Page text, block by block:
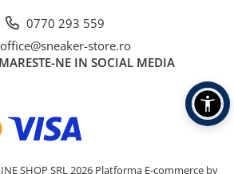
0770 293 559
office@sneaker-store.ro
NE IN SOCIAL MEDIA
SHOP SRL 2026 Platforma E-commerce by